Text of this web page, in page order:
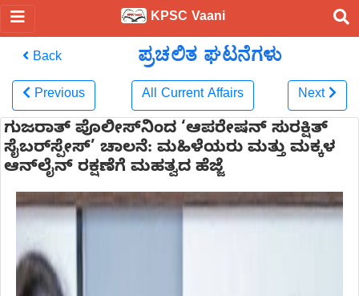
KPSC Vaani
Back ಪ್ರಚಲಿತ ಘಟನೆಗಳು
Previous All Current Affairs Next
ಗುಜರಾತ್ ಪೊಲೀಸ್‌ನಿಂದ ‘ಆಪರೇಷನ್ ಸುರಕ್ಷಿತ್
ಸೈಬರ್‌ಸ್ಪೇಸ್’ ಚಾಲನೆ: ಮಹಿಳೆಯರು ಮತ್ತು ಮಕ್ಕಳ
ಆನ್‌ಲೈನ್ ರಕ್ಷಣೆಗೆ ಮಹತ್ವದ ಹೆಜ್ಜೆ